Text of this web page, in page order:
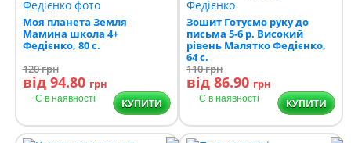
Моя планета Земля
Мамина школа 4+
Федієнко, 80 с.
120грн
від 94.80 грн
Є в наявності КУПИТИ
Зошит Готуємо руку до
письма 5-6 р. Високий
рівень Малятко Федієнко,
64 с.
110грн
від 86.90 грн
Є в наявності КУПИТИ